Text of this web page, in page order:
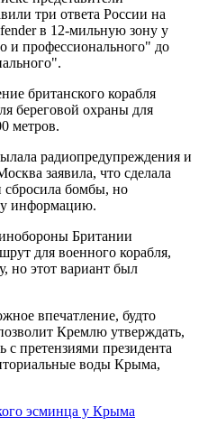
три ответа России на
в 12-мильную зону у
и профессионального" до
британского корабля
береговой охраны для
метров.
радиопредупреждения и
заявила, что сделала
сбросила бомбы, но
информацию.
Британии
для военного корабля,
но этот вариант был
впечатление, будто
Кремлю утверждать,
с претензиями президента
воды Крыма,
эсминца у Крыма